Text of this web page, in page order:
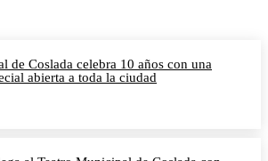
de Coslada celebra 10 años con una
abierta a toda la ciudad